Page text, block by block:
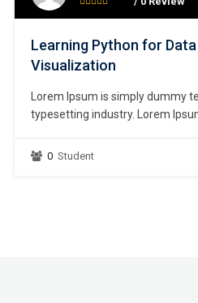
Learning Python for Data
Visualization
Lorem Ipsum is simply dummy
typesetting industry. Lorem
unknown printer took a galley
make a type specimen book. It
0 Student